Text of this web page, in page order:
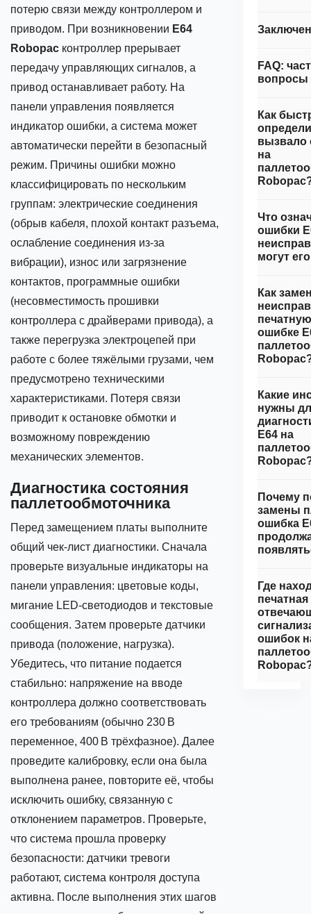
потерю связи между контроллером и
приводом. При возникновении E64
Robopac контроллер прерывает
передачу управляющих сигналов, а
привод останавливает работу. На
панели управления появляется
индикатор ошибки, а система может
автоматически перейти в безопасный
режим. Причины ошибки можно
классифицировать по нескольким
группам: электрические соединения
(обрыв кабеля, плохой контакт разъема,
ослабление соединения из‑за
вибрации), износ или загрязнение
контактов, программные ошибки
(несовместимость прошивки
контроллера с драйверами привода), а
также перегрузка электроцепей при
работе с более тяжёлыми грузами, чем
предусмотрено техническими
характеристиками. Потеря связи
приводит к остановке обмотки и
возможному повреждению
механических элементов.
Диагностика состояния
паллетообмоточника
Перед замещением платы выполните
общий чек‑лист диагностики. Сначала
проверьте визуальные индикаторы на
панели управления: цветовые коды,
мигание LED‑светодиодов и текстовые
сообщения. Затем проверьте датчики
привода (положение, нагрузка).
Убедитесь, что питание подается
стабильно: напряжение на вводе
контроллера должно соответствовать
его требованиям (обычно 230 В
переменное, 400 В трёхфазное). Далее
проведите калибровку, если она была
выполнена ранее, повторите её, чтобы
исключить ошибку, связанную с
отклонением параметров. Проверьте,
что система прошла проверку
безопасности: датчики тревоги
работают, система контроля доступа
активна. После выполнения этих шагов
FAQ:
вопросы
Как
вызвало
на
Что
ошибки
могут
Как
ошибке
Какие
нужны
E64 на
Почему
замены
ошибка
Где
печатная
ошибок